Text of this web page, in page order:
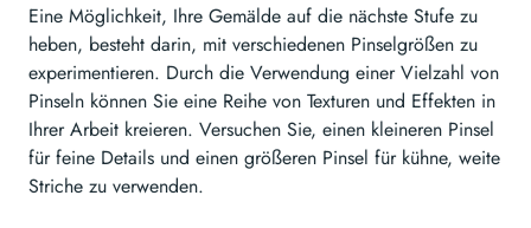
Eine Möglichkeit, Ihre Gemälde auf die nächste Stufe zu
heben, besteht darin, mit verschiedenen Pinselgrößen zu
experimentieren. Durch die Verwendung einer Vielzahl von
Pinseln können Sie eine Reihe von Texturen und Effekten in
Ihrer Arbeit kreieren. Versuchen Sie, einen kleineren Pinsel
für feine Details und einen größeren Pinsel für kühne, weite
Striche zu verwenden.